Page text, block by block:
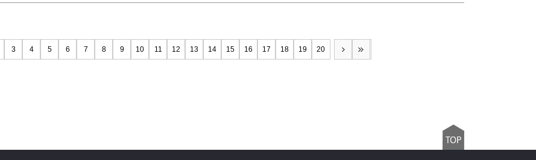
3 4 5 6 7 8 9 10 11 12 13 14 15 16 17 18 19 20